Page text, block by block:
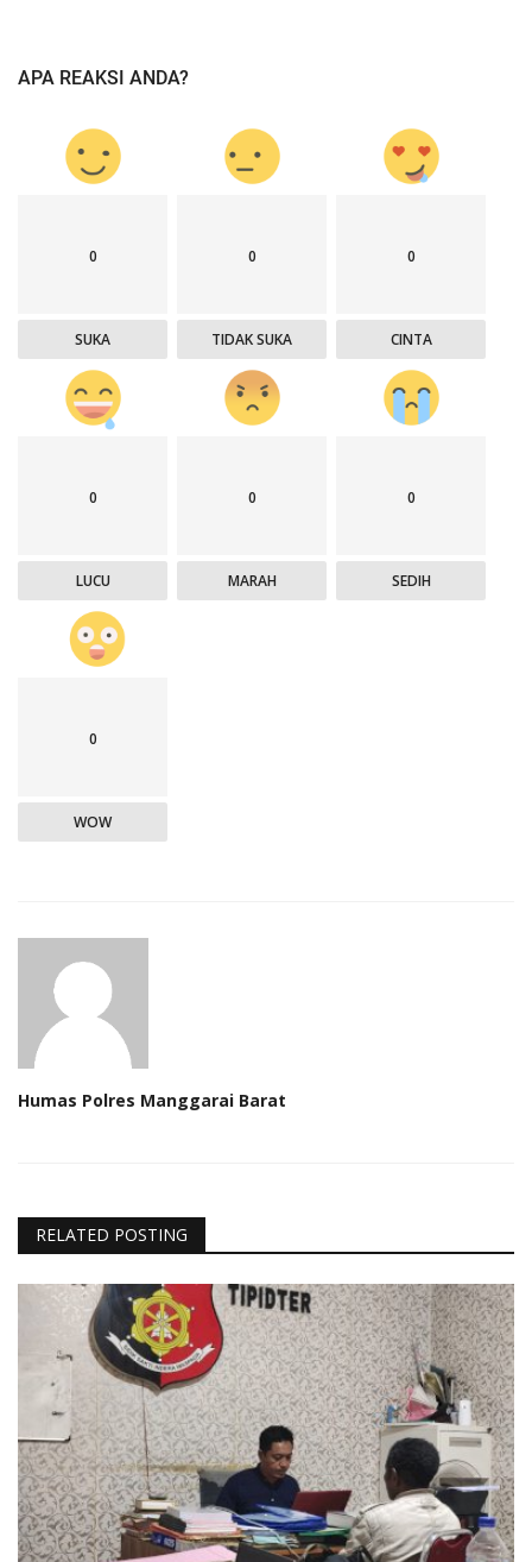
APA REAKSI ANDA?
0
SUKA
0
TIDAK SUKA
0
CINTA
0
LUCU
0
MARAH
0
SEDIH
0
WOW
Humas Polres Manggarai Barat
RELATED POSTING